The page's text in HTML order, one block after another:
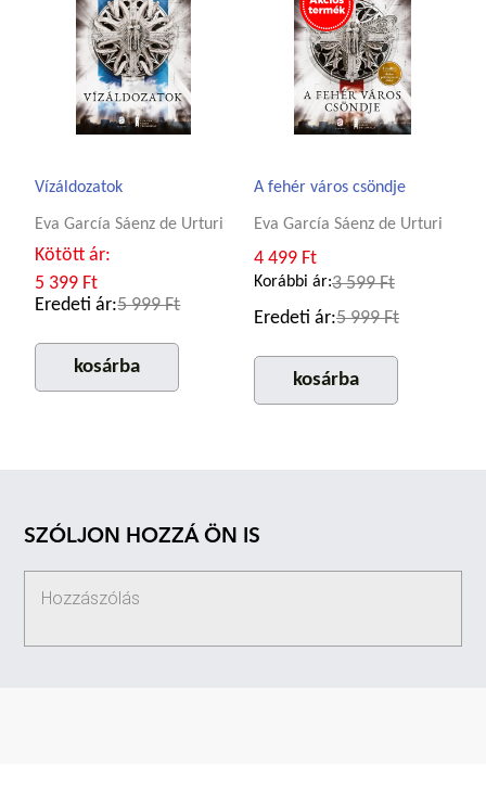
Vízáldozatok
Eva García Sáenz de Urturi
Kötött ár:
5 399 Ft
Eredeti ár:5 999 Ft
kosárba
A fehér város csöndje
Eva García Sáenz de Urturi
4 499 Ft
Korábbi ár:3 599 Ft
Eredeti ár:5 999 Ft
kosárba
SZÓLJON HOZZÁ ÖN IS